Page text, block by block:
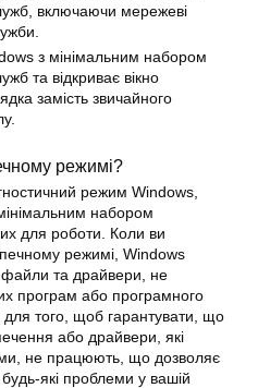
включаючи мережеві
з мінімальним набором
та відкриває вікно
замість звичайного
режимі?
режим Windows,
набором
для роботи. Коли ви
режимі, Windows
файли та драйвери, не
програм або програмного
того, щоб гарантувати, що
або драйвери, які
не працюють, що дозволяє
які проблеми у вашій